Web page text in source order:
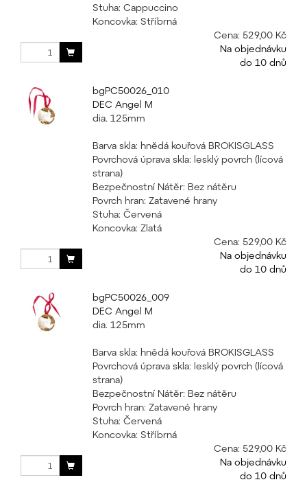
Stuha: Cappuccino
Koncovka: Stříbrná
Cena: 529,00 Kč
Na objednávku
do 10 dnů
bgPC50026_010
DEC Angel M
dia. 125mm
Barva skla: hnědá kouřová BROKISGLASS
Povrchová úprava skla: lesklý povrch (lícová
strana)
Bezpečnostní Nátěr: Bez nátěru
Povrch hran: Zatavené hrany
Stuha: Červená
Koncovka: Zlatá
Cena: 529,00 Kč
Na objednávku
do 10 dnů
bgPC50026_009
DEC Angel M
dia. 125mm
Barva skla: hnědá kouřová BROKISGLASS
Povrchová úprava skla: lesklý povrch (lícová
strana)
Bezpečnostní Nátěr: Bez nátěru
Povrch hran: Zatavené hrany
Stuha: Červená
Koncovka: Stříbrná
Cena: 529,00 Kč
Na objednávku
do 10 dnů